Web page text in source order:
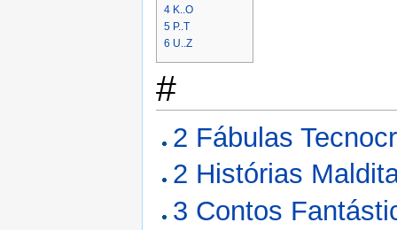
4 K..O
5 P..T
6 U..Z
#
2 Fábulas
2 Histórias
3 Contos